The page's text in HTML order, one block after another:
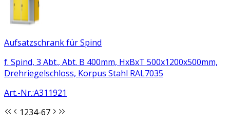
Aufsatzschrank für Spind
f. Spind, 3 Abt., Abt. B 400mm, HxBxT 500x1200x500mm,
Drehriegelschloss, Korpus Stahl RAL7035
Art.-Nr.:A311921
1234-67